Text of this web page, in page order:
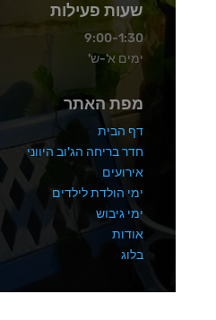
שעות פעילות
9:00-1:30
ימים א'-ש'
מפת האתר
דף הבית
חדר בריחה הג'וב היווני
אירועים
ימי הולדת לילדים
ימי גיבוש
אודות
בלוג